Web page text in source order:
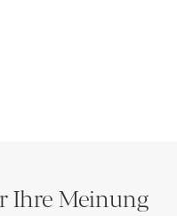
Ihre Meinung